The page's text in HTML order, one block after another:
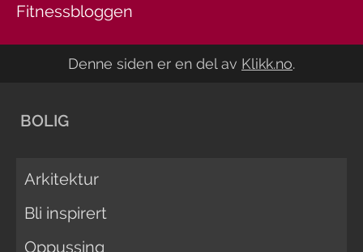
Fitnessbloggen
Denne siden er en del av Klikk.no.
BOLIG
Arkitektur
Bli inspirert
Oppussing